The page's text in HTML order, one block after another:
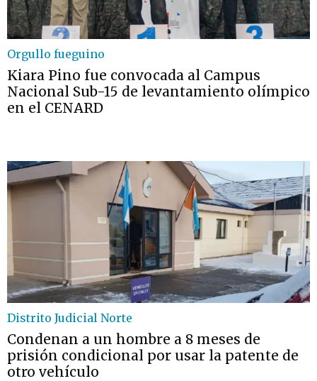
Orgullo fueguino
Kiara Pino fue convocada al Campus
Nacional Sub-15 de levantamiento olímpico
en el CENARD
Distrito Judicial Norte
Condenan a un hombre a 8 meses de
prisión condicional por usar la patente de
otro vehículo